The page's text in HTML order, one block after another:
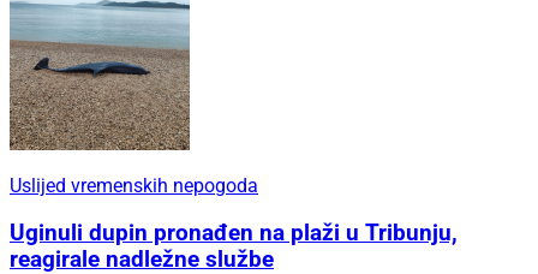
Uslijed vremenskih nepogoda
Uginuli dupin pronađen na plaži u Tribunju,
reagirale nadležne službe